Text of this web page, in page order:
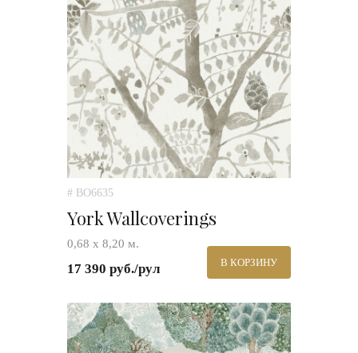
# BO6635
York Wallcoverings
0,68 х 8,20 м.
17 390 руб./рул В КОРЗИНУ